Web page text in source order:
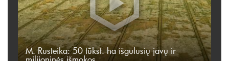
M. Rusteika: 50 tūkst. ha išgulusių javų ir